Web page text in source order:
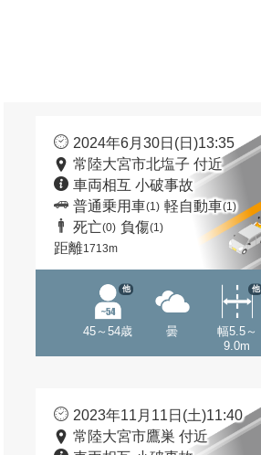
2024年6月30日(日)13:35
常陸大宮市北塩子 付近
車両相互 小破事故
普通乗用車(1) 軽自動車(1)
死亡(0) 負傷(1)
距離1713m
45～54歳
他
曇
幅5.5～
9.0m
他
2023年11月11日(土)11:40
常陸大宮市鷹巣 付近